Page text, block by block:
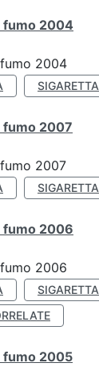
fumo 2004
2004
SIGARETTA
fumo 2007
2007
SIGARETTA
fumo 2006
2006
SIGARETTA
fumo 2005